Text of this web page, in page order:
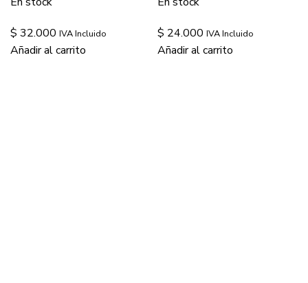
$ 32.000 IVA Incluido
Añadir al carrito
$ 24.000 IVA Incluido
Añadir al carrito